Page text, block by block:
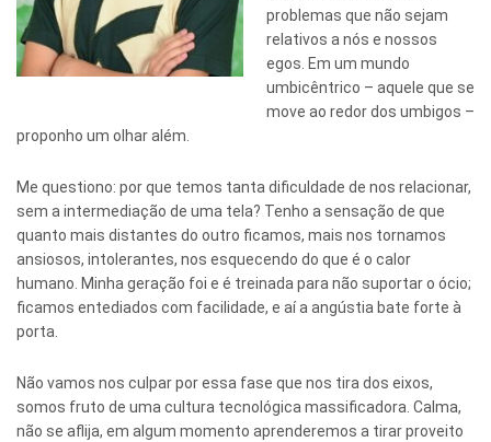
problemas que não sejam
relativos a nós e nossos
egos. Em um mundo
umbicêntrico – aquele que se
move ao redor dos umbigos –
proponho um olhar além.
Me questiono: por que temos tanta dificuldade de nos relacionar,
sem a intermediação de uma tela? Tenho a sensação de que
quanto mais distantes do outro ficamos, mais nos tornamos
ansiosos, intolerantes, nos esquecendo do que é o calor
humano. Minha geração foi e é treinada para não suportar o ócio;
ficamos entediados com facilidade, e aí a angústia bate forte à
porta.
Não vamos nos culpar por essa fase que nos tira dos eixos,
somos fruto de uma cultura tecnológica massificadora. Calma,
não se aflija, em algum momento aprenderemos a tirar proveito